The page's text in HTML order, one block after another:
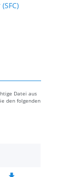
Datei aus
den folgenden